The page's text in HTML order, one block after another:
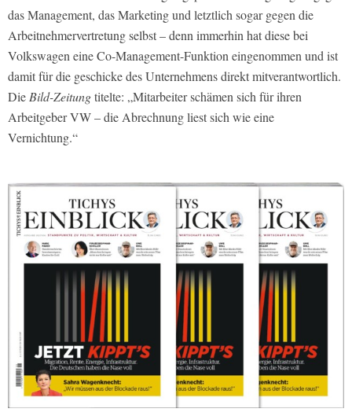
das Management, das Marketing und letztlich sogar gegen die
Arbeitnehmervertretung selbst – denn immerhin hat diese bei
Volkswagen eine Co-Management-Funktion eingenommen und ist
damit für die geschicke des Unternehmens direkt mitverantwortlich.
DieBild-Zeitungtitelte: „Mitarbeiter schämen sich für ihren
Arbeitgeber VW – die Abrechnung liest sich wie eine
Vernichtung.“